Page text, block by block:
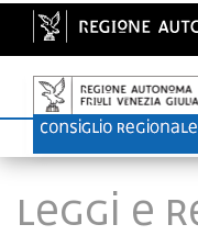
LEGGI E